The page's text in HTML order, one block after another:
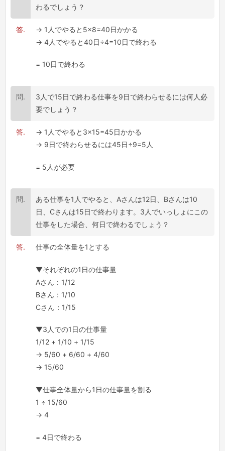
わるでしょう？
→ 1人でやると5×8=40日かかる
→ 4人でやると40日÷4=10日で終わる
= 10日で終わる
3人で15日で終わる仕事を9日で終わらせるには何人必
要でしょう？
→ 1人でやると3×15=45日かかる
→ 9日で終わらせるには45日÷9=5人
= 5人が必要
ある仕事を1人でやると、Aさんは12日、Bさんは10
日、Cさんは15日で終わります。3人でいっしょにこの
仕事をした場合、何日で終わるでしょう？
仕事の全体量を1とする
▼それぞれの1日の仕事量
Aさん：1/12
Bさん：1/10
Cさん：1/15
▼3人での1日の仕事量
1/12 + 1/10 + 1/15
→ 5/60 + 6/60 + 4/60
→ 15/60
▼仕事全体量から1日の仕事量を割る
1 ÷ 15/60
→ 4
= 4日で終わる